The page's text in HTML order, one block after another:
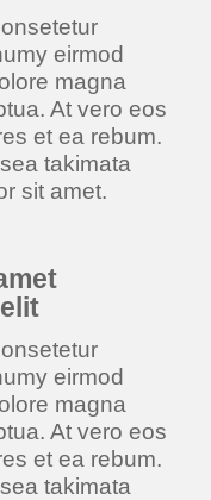
eirmod
magna
At vero eos
et ea rebum.
takimata
sit amet.
eirmod
magna
At vero eos
et ea rebum.
takimata